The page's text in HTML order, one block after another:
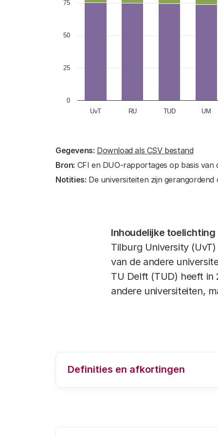
The chart has 1 Y axis displaying
UvT RU TUD UM
0
25
50
75
End of interactive chart.
Gegevens: Download als CSV bestand
Bron: CFI en DUO-rapportages op basis van
Notities: De universiteiten zijn
Inhoudelijke toelichting
Tilburg University
van de andere
TU Delft (TUD) heeft
andere universiteiten,
Definities en afkortingen